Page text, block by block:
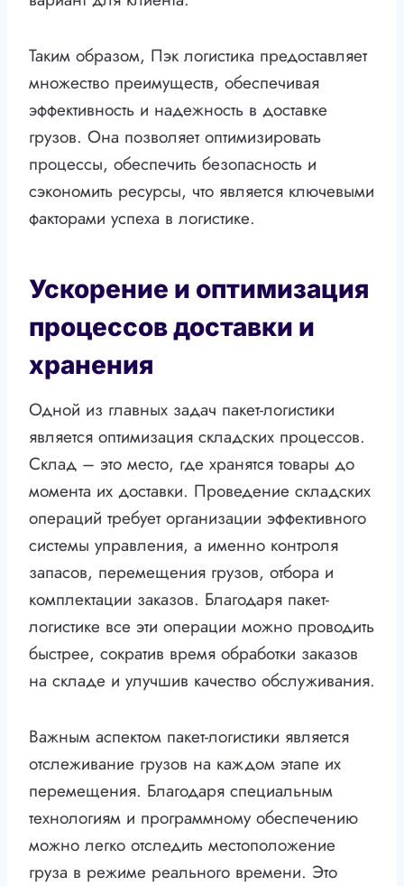
Таким образом, Пэк логистика предоставляет
множество преимуществ, обеспечивая
эффективность и надежность в доставке
грузов. Она позволяет оптимизировать
процессы, обеспечить безопасность и
сэкономить ресурсы, что является ключевыми
факторами успеха в логистике.
Ускорение и оптимизация
процессов доставки и
хранения
Одной из главных задач пакет-логистики
является оптимизация складских процессов.
Склад – это место, где хранятся товары до
момента их доставки. Проведение складских
операций требует организации эффективного
системы управления, а именно контроля
запасов, перемещения грузов, отбора и
комплектации заказов. Благодаря пакет-
логистике все эти операции можно проводить
быстрее, сократив время обработки заказов
на складе и улучшив качество обслуживания.
Важным аспектом пакет-логистики является
отслеживание грузов на каждом этапе их
перемещения. Благодаря специальным
технологиям и программному обеспечению
можно легко отследить местоположение
груза в режиме реального времени. Это